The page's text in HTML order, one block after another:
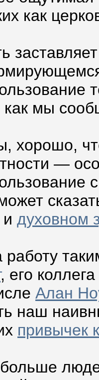
как
мы
хорошо,
—
и духовном
работу
, его коллега
Алан
наш
привычек